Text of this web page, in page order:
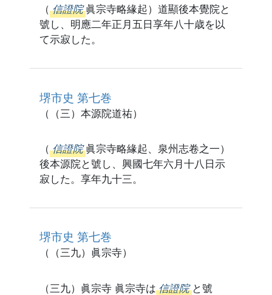
（ 信證院 眞宗寺略緣起）道顯後本覺院と
號し、明應二年正月五日享年八十歳を以
て示寂した。
堺市史 第七巻
（（三）本源院道祐）
（ 信證院 眞宗寺略緣起、泉州志卷之一）
後本源院と號し、興國七年六月十八日示
寂した。享年九十三。
堺市史 第七巻
（（三九）眞宗寺）
（三九）眞宗寺 眞宗寺は 信證院 と號